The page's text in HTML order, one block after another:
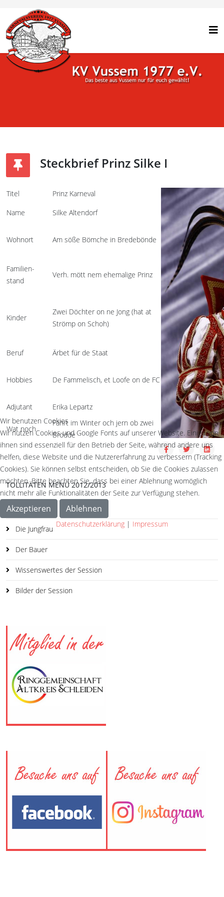
Steckbrief Prinz Silke I
Titel
Prinz Karneval
Name
Silke Altendorf
Wohnort Am söße Bömche in Bredebönde
Familien-
stand
Verh. mött nem ehemalige Prinz
Kinder
Zwei Döchter on ne Jong (hat at
Strömp on Schoh)
Beruf Ärbet für de Staat
Hobbies De Fammelisch, et Loofe on de FC
Adjutant Erika Lepartz
Wat noch
Fährt im Winter och jern ob zwei
Brödde
TOLLITÄTEN MENÜ 2012/2013
Der Prinz
Die Jungfrau
Der Bauer
Wissenswertes der Session
Bilder der Session
Wir benutzen Cookies
Wir nutzen Cookies und Google Fonts auf unserer Website. Einige von
ihnen sind essenziell für den Betrieb der Seite, während andere uns
helfen, diese Website und die Nutzererfahrung zu verbessern (Tracking
Cookies). Sie können selbst entscheiden, ob Sie die Cookies zulassen
möchten. Bitte beachten Sie, dass bei einer Ablehnung womöglich
nicht mehr alle Funktionalitäten der Seite zur Verfügung stehen.
Akzeptieren Ablehnen
Datenschutzerklärung | Impressum